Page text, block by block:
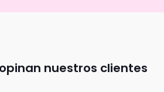
nuestros clientes